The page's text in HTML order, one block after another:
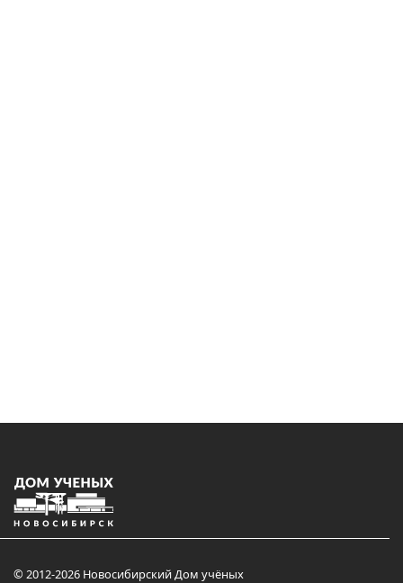
© 2012-2026 Новосибирский Дом учёных